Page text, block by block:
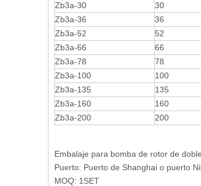
Zb3a-30
30
Zb3a-36
36
Zb3a-52
52
Zb3a-66
66
Zb3a-78
78
Zb3a-100
100
Zb3a-135
135
Zb3a-160
160
Zb3a-200
200
Embalaje para bomba de rotor de
Puerto: Puerto de Shanghai o puerto
MOQ: 1SET